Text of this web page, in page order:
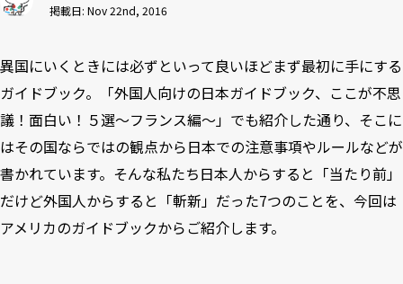
掲載日: Nov 22nd, 2016
異国にいくときには必ずといって良いほどまず最初に手にする
ガイドブック。「外国人向けの日本ガイドブック、ここが不思
議！面白い！５選～フランス編～」でも紹介した通り、そこに
はその国ならではの観点から日本での注意事項やルールなどが
書かれています。そんな私たち日本人からすると「当たり前」
だけど外国人からすると「斬新」だった7つのことを、今回は
アメリカのガイドブックからご紹介します。